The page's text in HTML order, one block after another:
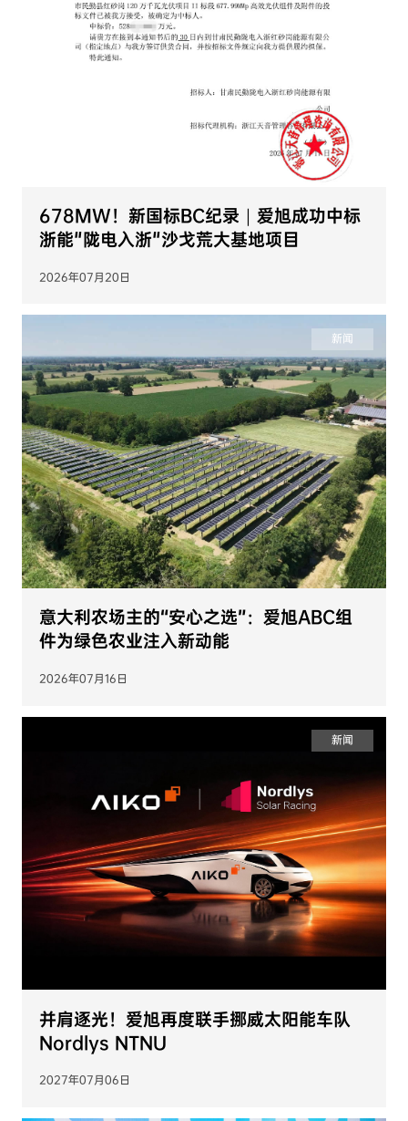
678MW！新国标BC纪录｜爱旭成功中标
浙能"陇电入浙"沙戈荒大基地项目
2026年07月20日
新闻
意大利农场主的“安心之选”：爱旭ABC组
件为绿色农业注入新动能
2026年07月16日
新闻
并肩逐光！爱旭再度联手挪威太阳能车队
Nordlys NTNU
2027年07月06日